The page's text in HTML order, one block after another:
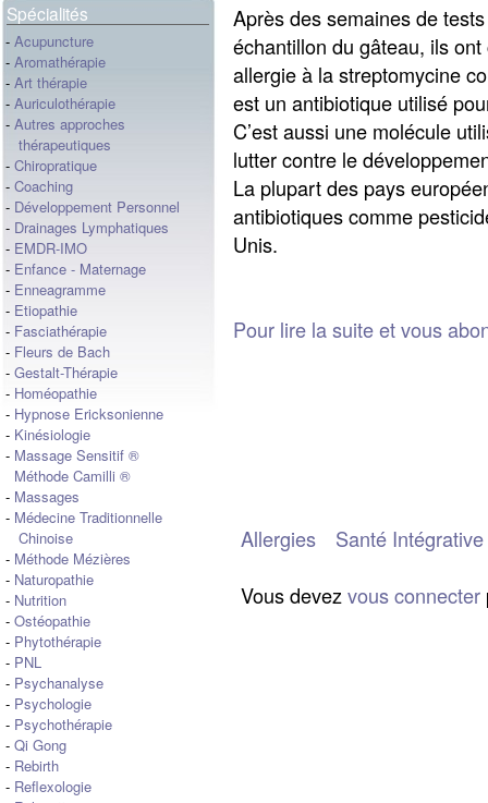
Spécialités
- Acupuncture
- Aromathérapie
- Art thérapie
- Auriculothérapie
- Autres approches
thérapeutiques
- Chiropratique
- Coaching
- Développement Personnel
- Drainages Lymphatiques
- EMDR-IMO
- Enfance - Maternage
- Enneagramme
- Etiopathie
- Fasciathérapie
- Fleurs de Bach
- Gestalt-Thérapie
- Homéopathie
- Hypnose Ericksonienne
- Kinésiologie
- Massage Sensitif ®
Méthode Camilli ®
- Massages
- Médecine Traditionnelle
Chinoise
- Méthode Mézières
- Naturopathie
- Nutrition
- Ostéopathie
- Phytothérapie
- PNL
- Psychanalyse
- Psychologie
- Psychothérapie
- Qi Gong
- Rebirth
- Reflexologie
Après des semaines de
échantillon du gâteau, ils
allergie à la streptomycine
est un antibiotique utilisé
C’est aussi une molécule
lutter contre le
La plupart des pays
antibiotiques comme
Unis.
Pour lire la suite et vous
Allergies
Santé Intégrative
Vous devez vous connecter